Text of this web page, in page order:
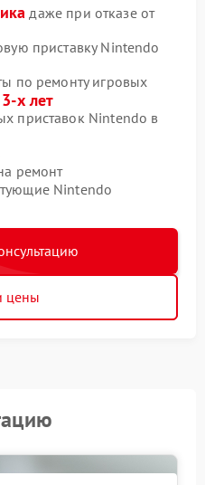
даже при отказе от
приставку Nintendo
по ремонту игровых
х лет
приставок Nintendo в
ремонт
Nintendo
цены